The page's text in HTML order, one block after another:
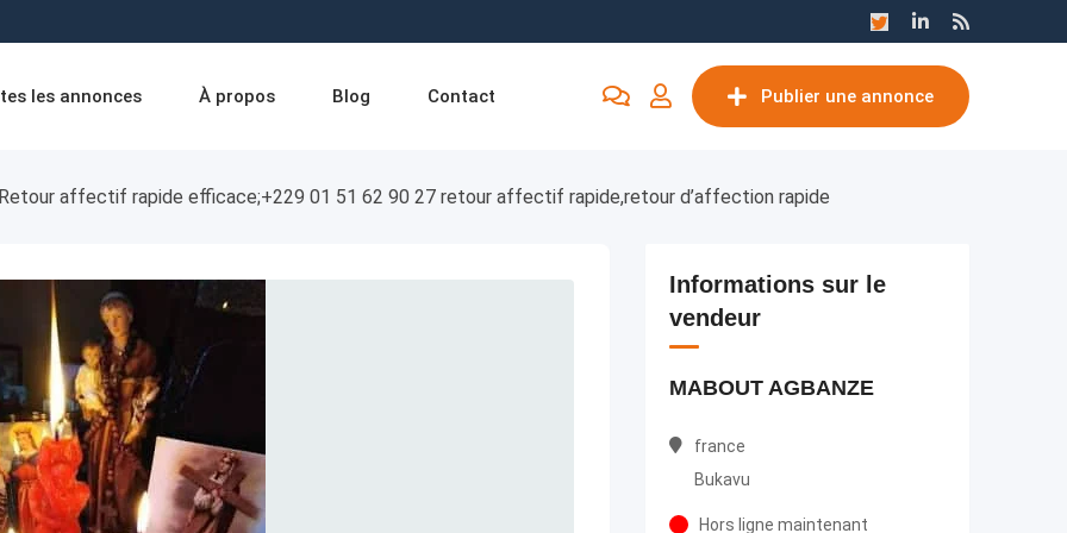
les annonces À propos Blog Contact Publier une annonce
Retour affectif rapide efficace;+229 01 51 62 90 27 retour affectif rapide,retour d’affection rapide
Informations sur le
vendeur
MABOUT AGBANZE
france
Bukavu
Hors ligne maintenant